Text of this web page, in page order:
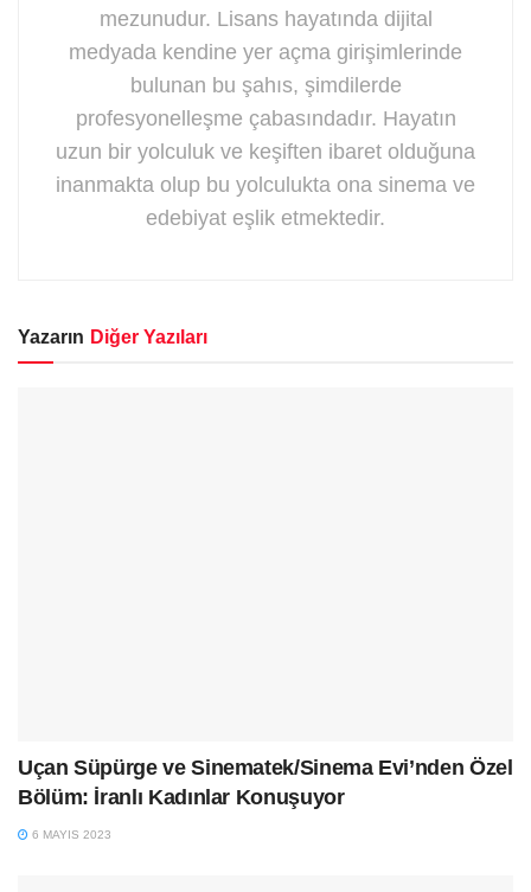
mezunudur. Lisans hayatında dijital
medyada kendine yer açma girişimlerinde
bulunan bu şahıs, şimdilerde
profesyonelleşme çabasındadır. Hayatın
uzun bir yolculuk ve keşiften ibaret olduğuna
inanmakta olup bu yolculukta ona sinema ve
edebiyat eşlik etmektedir.
Yazarın Diğer Yazıları
Uçan Süpürge ve Sinematek/Sinema Evi’nden Özel
Bölüm: İranlı Kadınlar Konuşuyor
6 MAYIS 2023